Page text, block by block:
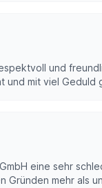
und
und mit viel Geduld
eine sehr
Gründen mehr als